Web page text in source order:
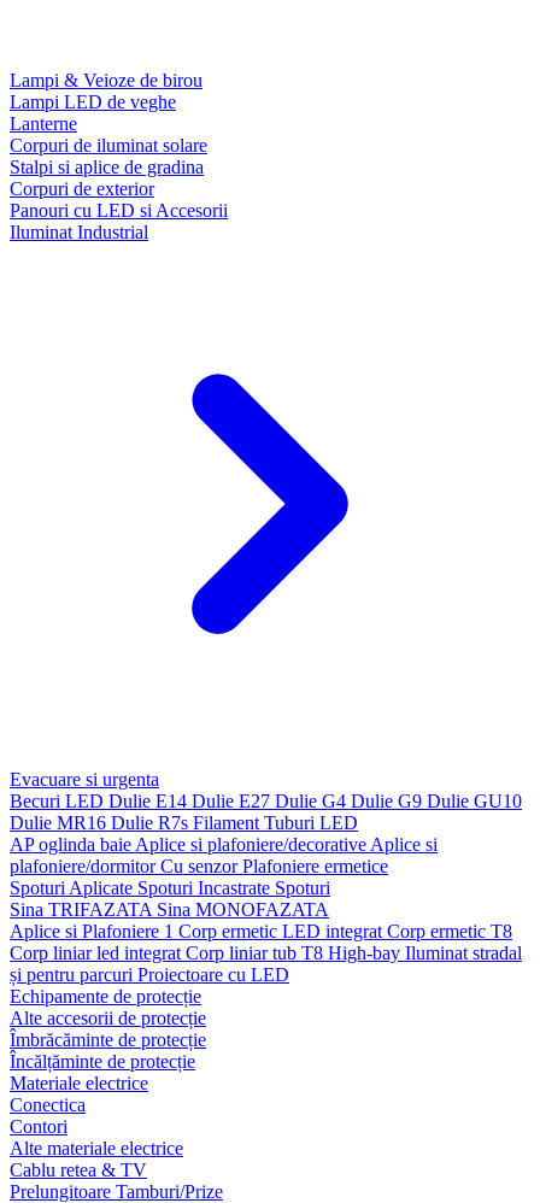
Lampi & Veioze de birou
Lampi LED de veghe
Lanterne
Corpuri de iluminat solare
Stalpi si aplice de gradina
Corpuri de exterior
Panouri cu LED si Accesorii
Iluminat Industrial
Evacuare si urgenta
Becuri LED Dulie E14 Dulie E27 Dulie G4 Dulie G9 Dulie GU10
Dulie MR16 Dulie R7s Filament Tuburi LED
AP oglinda baie Aplice si plafoniere/decorative Aplice si
plafoniere/dormitorCu senzorPlafoniere ermetice
Spoturi Aplicate Spoturi Incastrate Spoturi
Sina TRIFAZATA Sina MONOFAZATA
Aplice si Plafoniere 1 Corp ermetic LED integrat Corp ermetic T8
Corp liniar led integrat Corp liniar tub T8 High-bay Iluminat stradal
și pentru parcuri Proiectoare cu LED
Echipamente de protecție
Alte accesorii de protecție
Îmbrăcăminte de protecție
Încălțăminte de protecție
Materiale electrice
Conectica
Contori
Alte materiale electrice
Cablu retea & TV
Prelungitoare Tamburi/Prize